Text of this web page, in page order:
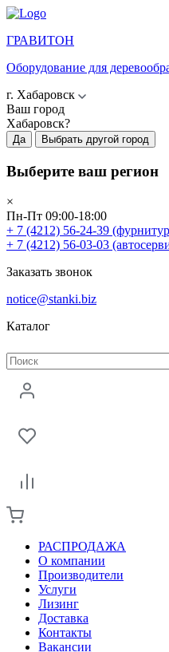
ГРАВИТОН
Оборудование для
г. Хабаровск
Ваш город
Хабаровск?
Да Выбрать другой город
Выберите ваш регион
×
Пн-Пт 09:00-18:00
+ 7 (4212) 56-24-39
+ 7 (4212) 56-03-03
Заказать звонок
notice@stanki.biz
Каталог
РАСПРОДАЖА
О компании
Производители
Услуги
Лизинг
Доставка
Контакты
Вакансии